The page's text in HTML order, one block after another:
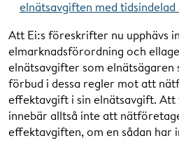
elnätsavgiften med
Att Ei:s föreskrifter nu upphävs
elmarknadsförordning och
elnätsavgifter som
förbud i dessa regler mot att
effektavgift i sin elnätsavgift.
innebär alltså inte att
effektavgiften, om en sådan har